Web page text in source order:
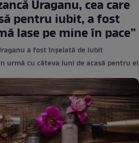
Uraganu, cea care
pentru iubit, a fost
lase pe mine în pace”
a fost înșelată de iubit
urmă cu câteva luni de acasă pentru el